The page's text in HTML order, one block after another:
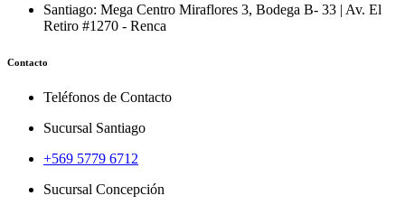
Santiago: Mega Centro Miraflores 3, Bodega B- 33 | Av. El
Retiro #1270 - Renca
Contacto
Teléfonos de Contacto
Sucursal Santiago
+569 5779 6712
Sucursal Concepción